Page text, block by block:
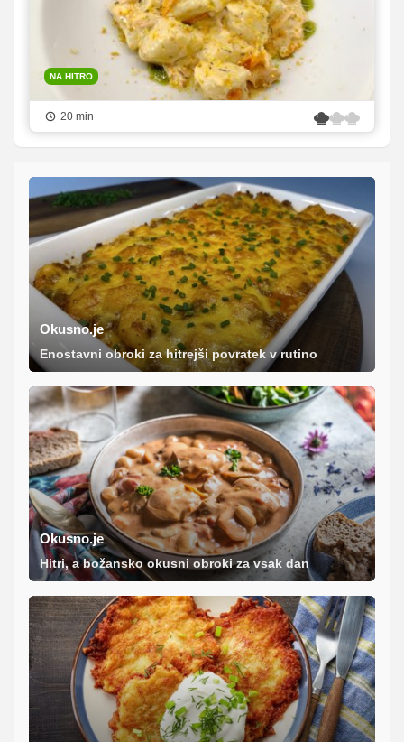
NA HITRO
20 min
Okusno.je
Enostavni obroki za hitrejši povratek v rutino
Okusno.je
Hitri, a božansko okusni obroki za vsak dan